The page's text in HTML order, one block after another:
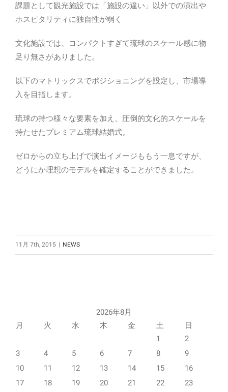
課題として観光施設では「施設の違い」以外での演出や
ホスピタリティに独自性が弱く
文化施設では、コンパクトすぎて琉球のスケール感に物
足り無さがありました。
以下のマトリックスでポジショニングを設定し、市場導
入を目指します。
琉球の持つ様々な要素を加え、圧倒的文化的スケールを
持たせたプレミアム琉球結婚式。
ゼロからの立ち上げで演出イメージももう一息ですが、
どうにか理想のモデルを確定することができました。
11月 7th, 2015 | NEWS
2026年8月
月
火 水 木 金 土
日
1
2
3
4 5 6 7 8
9
10
11 12 13 14 15
16
17
18 19 20 21 22
23